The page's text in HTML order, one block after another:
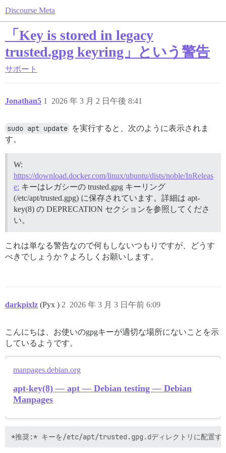
Discourse Meta
「Key is stored in legacy
trusted.gpg keyring」という警告
サポート
Jonathan5 2026 年 3 月 2 日午後 8:41
1
sudo apt update を実行すると、次のように表示されま
す。
W:
https://download.docker.com/linux/ubuntu/dists/noble/InReleas
e: キーはレガシーの trusted.gpg キーリング
(/etc/apt/trusted.gpg) に保存されています。詳細は apt-
key(8) の DEPRECATION セクションを参照してくださ
い。
これは単なる警告なので何もしないつもりですが、どうす
べきでしょうか？よろしくお願いします。
darkpixlz (Pyx ) 2026 年 3 月 3 日午前 6:09
2
こんにちは、お使いのgpgキーが適切な場所にないことを示
しているようです。
manpages.debian.org
apt-key(8) — apt — Debian testing — Debian
Manpages